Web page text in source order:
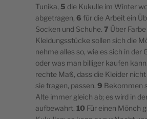
Tunika, 5 die Kukulle im Winter
abgetragen, 6 für die Arbeit ein
Socken und Schuhe. 7 Über
Kleidungsstücke sollen sich die
nehme alles so, wie es sich in der
oder was man billiger kaufen kann.
rechte Maß, dass die Kleider
sie tragen, passen. 9 Bekommen
Alte immer gleich ab; es wird in
aufbewahrt. 10Für einen Mönch